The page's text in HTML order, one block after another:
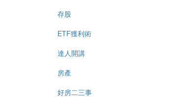
存股
ETF獲利術
達人開講
房產
好房二三事